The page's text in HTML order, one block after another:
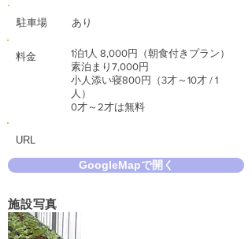
駐車場 あり
料金
1泊1人 8,000円（朝食付きプラン）
素泊まり7,000円
小人添い寝800円（3才～10才 / 1
人）
0才～2才は無料
URL
GoogleMapで開く
施設写真